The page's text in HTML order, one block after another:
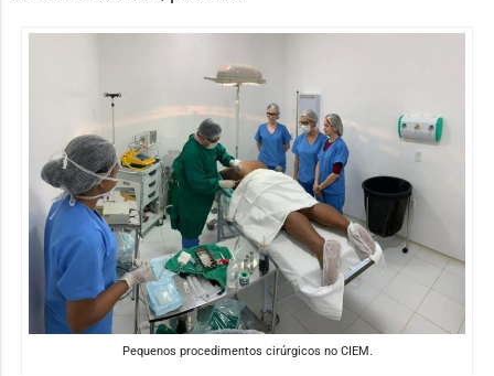
Pequenos procedimentos cirúrgicos no CIEM.